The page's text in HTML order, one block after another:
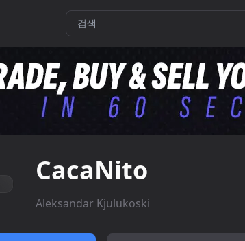
CacaNito
Aleksandar Kjulukoski